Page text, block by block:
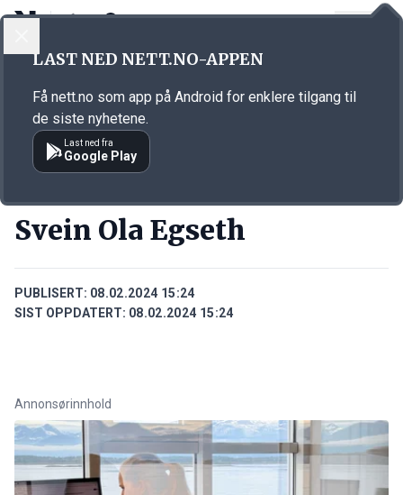
Annonsørinnhold
Svein Ola Egseth
PUBLISERT: 08.02.2024 15:24
SIST OPPDATERT: 08.02.2024 15:24
Annonsørinnhold
LAST NED NETT.NO-APPEN
Få nett.no som app på Android for enklere tilgang til
de siste nyhetene.
Last ned fra
Google Play